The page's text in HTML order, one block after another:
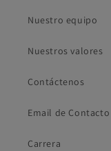
Nuestro equipo
Nuestros valores
Contáctenos
Email de Contacto
Carrera